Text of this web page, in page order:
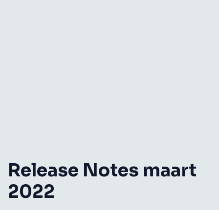
Release Notes maart
2022